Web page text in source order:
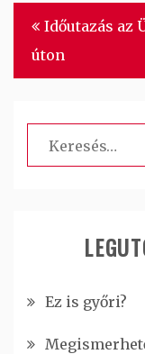
Bejegyzés
navigáció
Időutazás az
úton
Keresés:
Ez is győri?